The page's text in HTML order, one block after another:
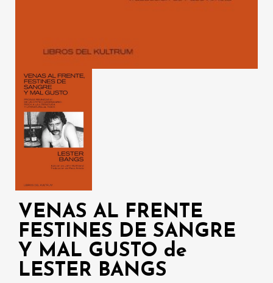
VENAS AL FRENTE
FESTINES DE SANGRE
Y MAL GUSTO de
LESTER BANGS